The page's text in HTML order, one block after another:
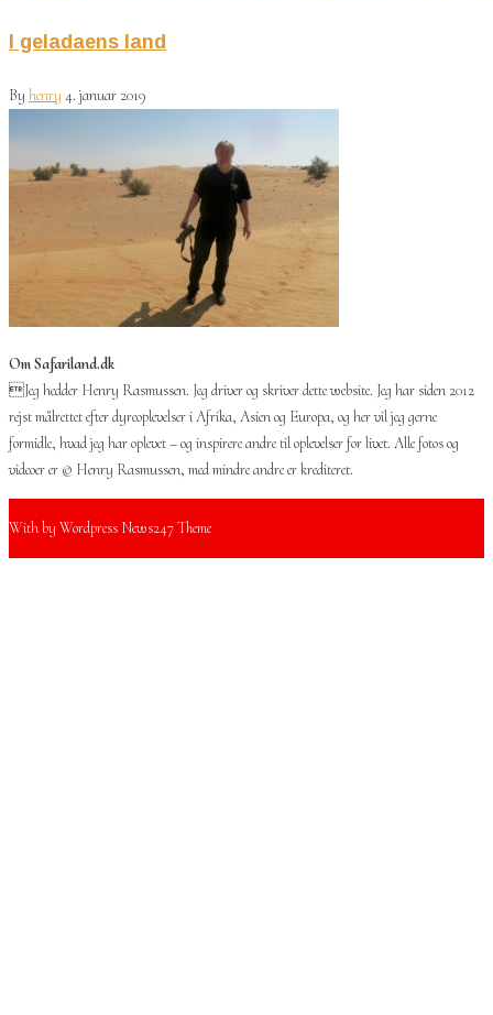
I geladaens land
By henry 4. januar 2019
Om Safariland.dk
Jeg hedder Henry Rasmussen. Jeg driver og skriver dette website. Jeg har siden 2012
rejst målrettet efter dyreoplevelser i Afrika, Asien og Europa, og her vil jeg gerne
formidle, hvad jeg har oplevet – og inspirere andre til oplevelser for livet. Alle fotos og
videoer er © Henry Rasmussen, med mindre andre er krediteret.
Withby Wordpress News247 Theme